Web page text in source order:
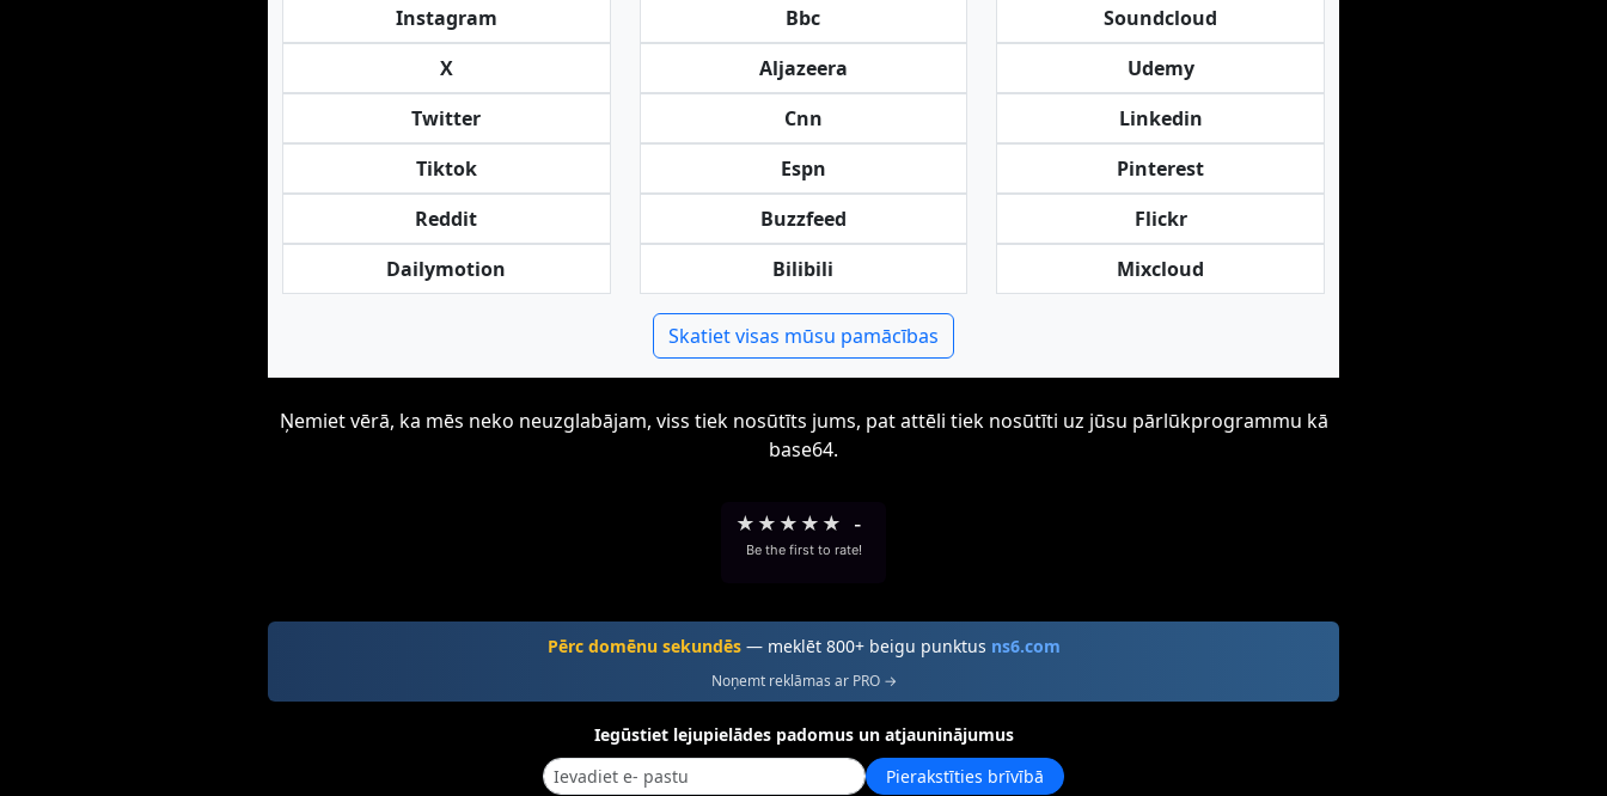
Instagram
X
Twitter
Tiktok
Reddit
Dailymotion
Bbc
Aljazeera
Cnn
Espn
Buzzfeed
Bilibili
Soundcloud
Udemy
Linkedin
Pinterest
Flickr
Mixcloud
Skatiet visas mūsu pamācības
Ņemiet vērā, ka mēs neko neuzglabājam, viss tiek nosūtīts jums, pat attēli tiek nosūtīti uz jūsu pārlūkprogrammu kā
base64.
★ ★ ★ ★ ★ -
Be the first to rate!
Pērc domēnu sekundēs— meklēt 800+ beigu punktus ns6.com
Noņemt reklāmas ar PRO →
Iegūstiet lejupielādes padomus un atjauninājumus
Pierakstīties brīvībā